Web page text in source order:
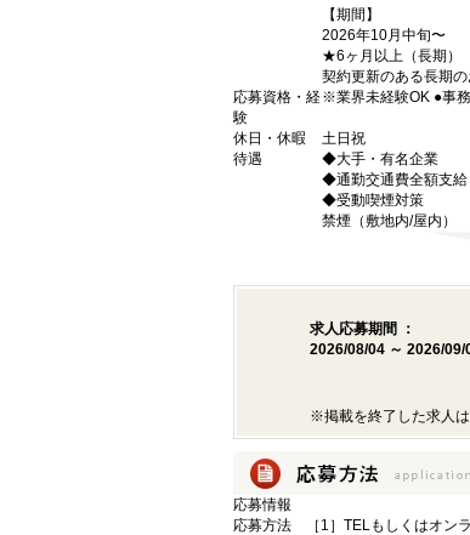
【期間】
2026年10月中旬〜
★6ヶ月以上（長期）
契約更新のある長期
応募資格・経
験
※業界未経験OK ●事
休日・休暇
土日祝
待遇
◆大手・有名企業
◆通勤交通費全額支給
◆受動喫煙対策
禁煙（敷地内/屋内）
求人応募期間 ：
2026/08/04 ～ 2026/09/
※掲載を終了した求人は
応募情報
応募方法
［1］TELもしくはオン